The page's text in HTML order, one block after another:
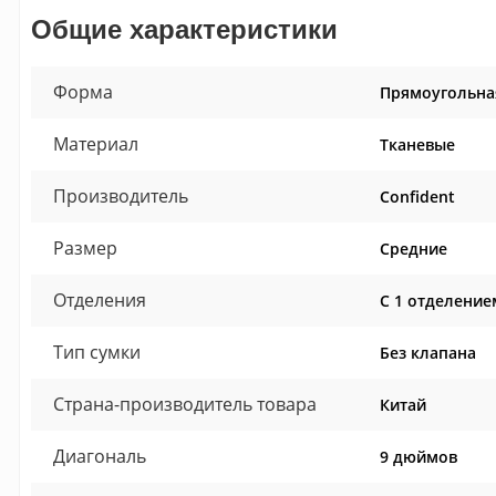
Общие характеристики
Форма
Материал Тканевые
Производитель Confident
Размер Средние
Отделения С 1
Тип сумки Без клапана
Страна-производитель товара Китай
Диагональ 9 дюймов